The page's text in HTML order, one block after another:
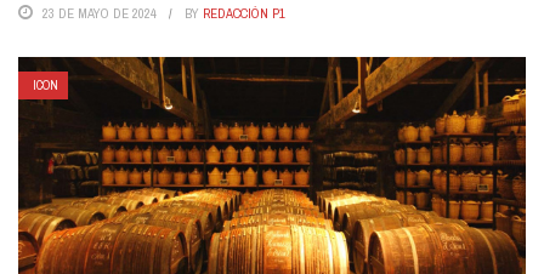
23 DE MAYO DE 2024 BY REDACCIÓN P1
ICON